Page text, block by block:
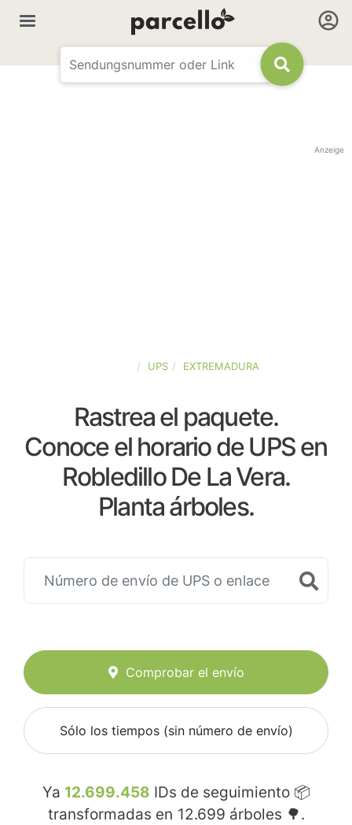
Anzeige
UPS EXTREMADURA
Rastrea el paquete.
Conoce el horario de UPS en
Robledillo De La Vera.
Planta árboles.
Comprobar el envío
Sólo los tiempos (sin número de envío)
Ya 12.699.458 IDs de seguimiento 📦
transformadas en 12.699 árboles 🌳.